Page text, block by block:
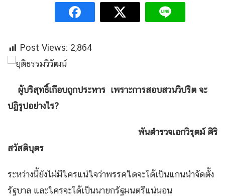
Post Views: 2,864
ผู้บริสุทธิ์เกือบถูกประหาร เพราะการสอบสวนวิปริต จะ
ปฏิรูปอย่างไร?
พันตำรวจเอกวิรุตม์ ศิริ
สวัสดิบุตร
ระหว่างนี้ยังไม่มีใครแน่ใจว่าพรรคใดจะได้เป็นแกนนำจัดตั้ง
รัฐบาล และใครจะได้เป็นนายกรัฐมนตรีแน่นอน